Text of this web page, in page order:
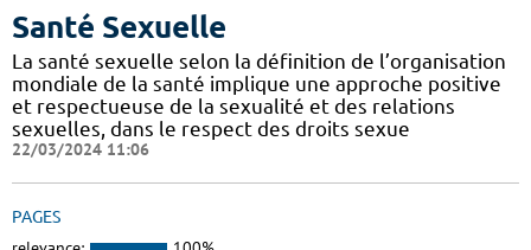
Santé Sexuelle
La santé sexuelle selon la définition de l’organisation
mondiale de la santé implique une approche positive
et respectueuse de la sexualité et des relations
sexuelles, dans le respect des droits sexue
22/03/2024 11:06
PAGES